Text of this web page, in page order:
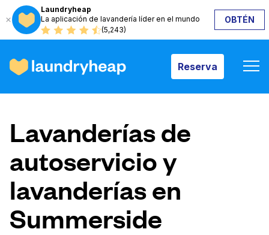
Laundryheap
La aplicación de lavandería líder en el mundo
(5,243)
OBTÉN
Reserva
Reserva
Cómo funciona
Precios y servicios
Quiénes somos
Lavanderías de
autoservicio y
lavanderías en
Summerside